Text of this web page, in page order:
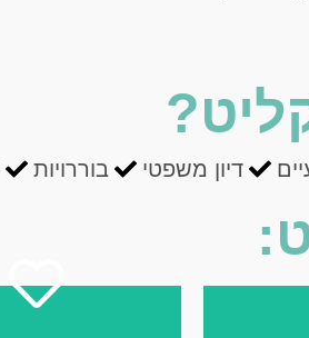
דיון משפטי בוררויות